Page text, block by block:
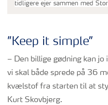
tidligere ejer sammen med
”Keep it simple”
– Den billige gødning kan
vi skal både sprede på 36
kvælstof fra starten til at
Kurt Skovbjerg.